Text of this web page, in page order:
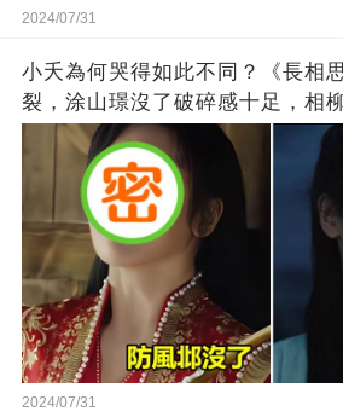
2024/07/31
小夭為何哭得如此不同？《長相
裂，涂山璟沒了破碎感十足，相
終成空
2024/07/31